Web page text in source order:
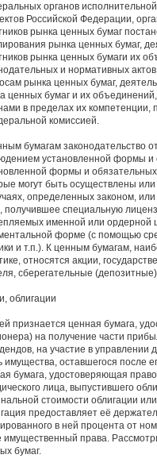
органов
Российской Федерации,
рынка ценных бумаг
рынка ценных бумаг,
рынка ценных бумаги их
и нормативных
рынка ценных бумаг,
ценных бумаг и их
в пределах их
комиссией.
бумагам законодательство
установленной формы и
формы и
могут быть осуществлены
определенных законом,
получившее специальную
именной или ордерной
форме (с помощью
и т.п.). К ценным бумагам,
относятся акции,
сберегательные
облигации
признается ценная бумага,
на получение части
на участие в управлении
имущества, оставшегося после
бумага, удостоверяющая
лица, выпустившего
стоимости облигации
предоставляет её
в ней процента от
имущественный права.
бумаг.